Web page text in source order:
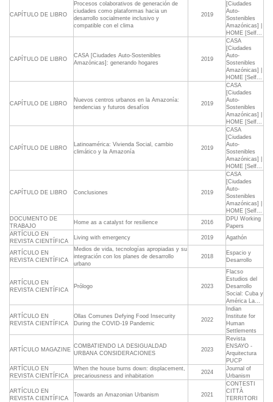
CAPÍTULO DE LIBRO
Procesos colaborativos de generación de
ciudades como plataformas hacia un
desarrollo socialmente inclusivo y
compatible con el clima
2019
[Ciudades
Auto-
Sostenibles
Amazónicas] |
HOME [Self...
CAPÍTULO DE LIBRO
CASA [Ciudades Auto-Sostenibles
Amazónicas]: generando hogares
2019
CASA
[Ciudades
Auto-
Sostenibles
Amazónicas] |
HOME [Self...
CAPÍTULO DE LIBRO
Nuevos centros urbanos en la Amazonía:
tendencias y futuros desafíos
2019
CASA
[Ciudades
Auto-
Sostenibles
Amazónicas] |
HOME [Self...
CAPÍTULO DE LIBRO
Latinoamérica: Vivienda Social, cambio
climático y la Amazonía
2019
CASA
[Ciudades
Auto-
Sostenibles
Amazónicas] |
HOME [Self...
CAPÍTULO DE LIBRO Conclusiones 2019
CASA
[Ciudades
Auto-
Sostenibles
Amazónicas] |
HOME [Self...
DOCUMENTO DE
TRABAJO
Home as a catalyst for resilience 2016
DPU Working
Papers
ARTÍCULO EN
REVISTA CIENTÍFICA
Living with emergency 2019 Agathón
ARTÍCULO EN
REVISTA CIENTÍFICA
Medios de vida, tecnologías apropiadas y su
integración con los planes de desarrollo
urbano
2018
Espacio y
Desarrollo
ARTÍCULO EN
REVISTA CIENTÍFICA
Prólogo 2023
Flacso
Estudios del
Desarrollo
Social: Cuba y
América La...
ARTÍCULO EN
REVISTA CIENTÍFICA
Ollas Comunes Defying Food Insecurity
During the COVID-19 Pandemic
2022
Indian
Institute for
Human
Settlements
ARTÍCULO MAGAZINE
COMBATIENDO LA DESIGUALDAD
URBANA CONSIDERACIONES
2023
Revista
ENSAYO -
Arquitectura
PUCP
ARTÍCULO EN
REVISTA CIENTÍFICA
When the house burns down: displacement,
precariousness and inhabitation
2024
Journal of
Urbanism
ARTÍCULO EN
REVISTA CIENTÍFICA
Towards an Amazonian Urbanism 2021
CONTESTI
CITTÀ
TERRITORI